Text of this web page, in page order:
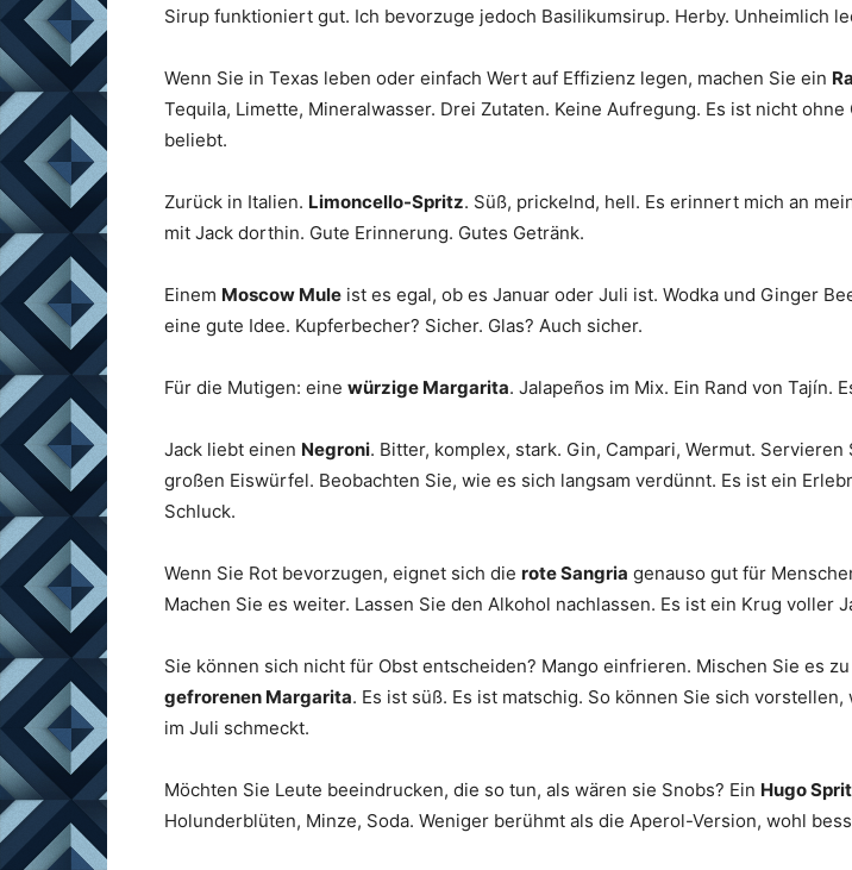
Sirup funktioniert gut. Ich bevorzuge jedoch Basilikumsirup. Herby. Unheimlich
Wenn Sie in Texas leben oder einfach Wert auf Effizienz legen, machen Sie ein
Tequila, Limette, Mineralwasser. Drei Zutaten. Keine Aufregung. Es ist nicht ohne
beliebt.
Zurück in Italien. Limoncello-Spritz. Süß, prickelnd, hell. Es erinnert mich an
mit Jack dorthin. Gute Erinnerung. Gutes Getränk.
Einem Moscow Mule ist es egal, ob es Januar oder Juli ist. Wodka und Ginger
eine gute Idee. Kupferbecher? Sicher. Glas? Auch sicher.
Für die Mutigen: eine würzige Margarita. Jalapeños im Mix. Ein Rand von Tajín.
Jack liebt einen Negroni. Bitter, komplex, stark. Gin, Campari, Wermut. Servieren
großen Eiswürfel. Beobachten Sie, wie es sich langsam verdünnt. Es ist ein
Schluck.
Wenn Sie Rot bevorzugen, eignet sich die rote Sangria genauso gut für
Machen Sie es weiter. Lassen Sie den Alkohol nachlassen. Es ist ein Krug voller
Sie können sich nicht für Obst entscheiden? Mango einfrieren. Mischen Sie es
gefrorenen Margarita. Es ist süß. Es ist matschig. So können Sie sich vorstellen,
im Juli schmeckt.
Möchten Sie Leute beeindrucken, die so tun, als wären sie Snobs? Ein Hugo
Holunderblüten, Minze, Soda. Weniger berühmt als die Aperol-Version, wohl